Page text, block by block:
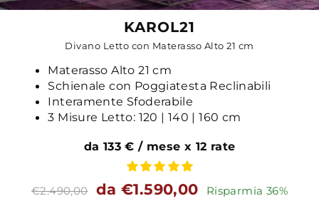
KAROL21
Divano Letto con Materasso Alto 21 cm
Materasso Alto 21 cm
Schienale con Poggiatesta Reclinabili
Interamente Sfoderabile
3 Misure Letto: 120 | 140 | 160 cm
da 133 € / mese x 12 rate
Prezzo
€2.490,00 Prezzo
da €1.590,00 Risparmia 36%